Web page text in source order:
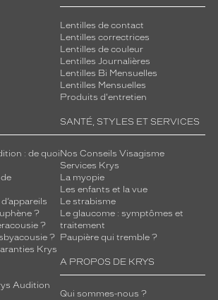
Lentilles de contact
Lentilles correctrices
Lentilles de couleur
Lentilles Journalières
Lentilles Bi Mensuelles
Lentilles Mensuelles
Produits d'entretien
: de quoi
?
?
?
Krys
Audition
SANTÉ, STYLES ET SERVICES
Nos Conseils Visagisme
Services Krys
La myopie
Les enfants et la vue
Le strabisme
Le glaucome : symptômes et
traitement
Paupière qui tremble ?
A PROPOS DE KRYS
Qui sommes-nous ?